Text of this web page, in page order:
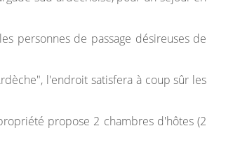
personnes de passage désireuses de
l'endroit satisfera à coup sûr les
propose 2 chambres d'hôtes (2